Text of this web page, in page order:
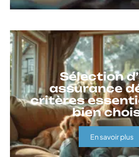
Sélection
assurance
critères
bien
En savoir plus